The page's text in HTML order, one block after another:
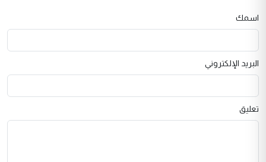
اسمك
البريد الإلكتروني
تعليق